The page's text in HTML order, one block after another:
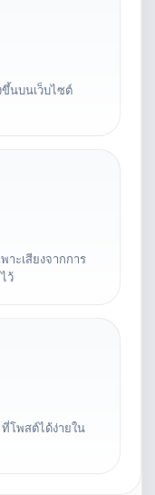
ขึ้นบนเว็บไซต์
าะเสียงจากการ
ว้
โพสต์ได้ง่ายใน